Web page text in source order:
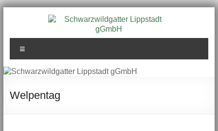
Schwarzwildgatter
Lippstadt gGmbH
Welpentag